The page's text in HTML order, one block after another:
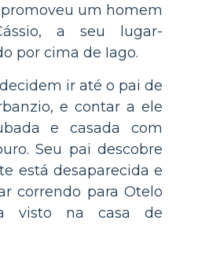
um homem
a seu lugar-
por cima de Iago.
ir até o pai de
e contar a ele
e casada com
Seu pai descobre
está desaparecida e
correndo para Otelo
visto na casa de